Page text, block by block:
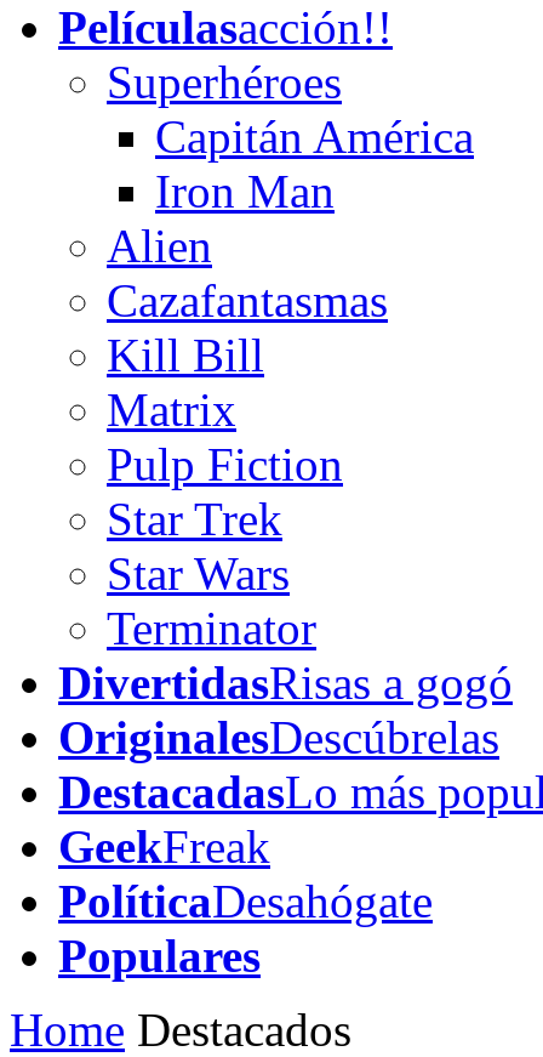
Películasacción!!
Superhéroes
Capitán América
Iron Man
Alien
Cazafantasmas
Kill Bill
Matrix
Pulp Fiction
Star Trek
Star Wars
Terminator
DivertidasRisas a gogó
OriginalesDescúbrelas
DestacadasLo más
GeekFreak
PolíticaDesahógate
Populares
Home Destacados